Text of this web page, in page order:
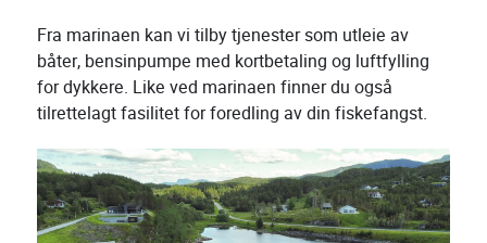
Fra marinaen kan vi tilby tjenester som utleie av
båter, bensinpumpe med kortbetaling og luftfylling
for dykkere. Like ved marinaen finner du også
tilrettelagt fasilitet for foredling av din fiskefangst.